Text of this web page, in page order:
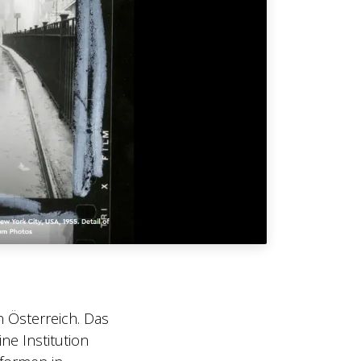
Österreich. Das
Institution